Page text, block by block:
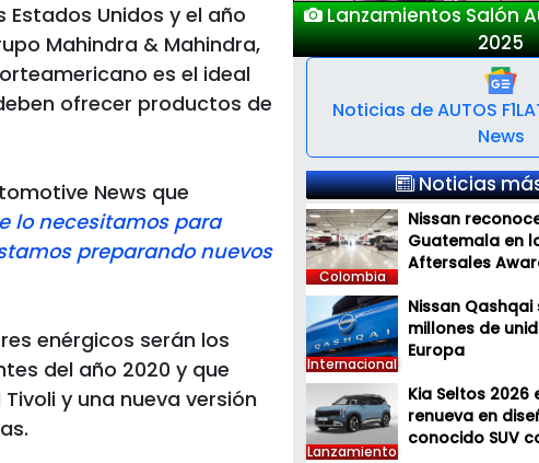
Unidos y el año
Mahindra & Mahindra,
es el ideal
ofrecer productos de
News que
lo necesitamos para
preparando nuevos
enérgicos serán los
del año 2020 y que
y una nueva versión
Lanzamientos Salón
2025
Noticias de AUTOS
News
Noticias
Colombia
Nissan
Guatemala en
Aftersales
Internacional
Nissan
millones de
Europa
Lanzamiento
Kia Seltos 2026
renueva en
conocido SUV